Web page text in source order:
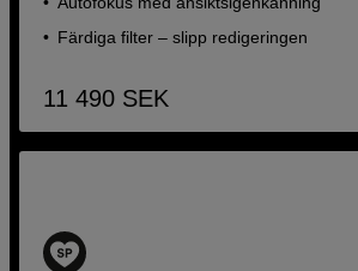
Färdiga filter – slipp redigeringen
11 490 SEK